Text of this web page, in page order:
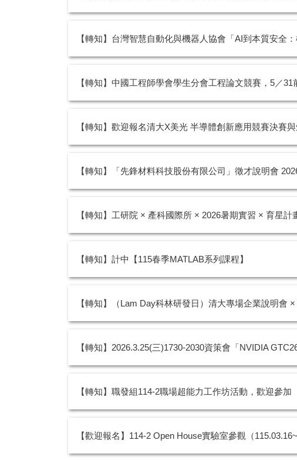
【轉知】台灣智慧自動化與機器人協會「AI到本質安全
【轉知】中國工程師學會學生分會工程論文競賽，5／31
【轉知】歡迎報名清大X美光 半導體創新應用競賽決賽
【轉知】「先鋒材料科技股份有限公司」徵才說明會
【轉知】工研院 × 產科國際所 × 2026暑期實習 × 育星計
【轉知】計中【115春季MATLAB系列課程】
【轉知】（Lam Day科林研發日）清大專場企業說明會
【轉知】2026.3.25(三)1730-2030資策會「NVIDIA
【轉知】職發組114-2職場超能力工作坊活動，歡迎參加
【歡迎報名】114-2 Open House實驗室參觀（